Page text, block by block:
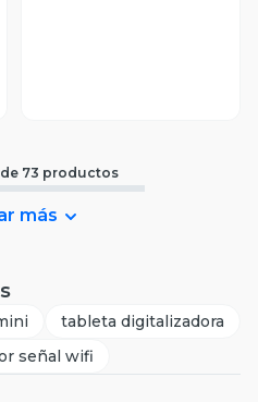
de 73 productos
más
tableta digitalizadora
señal wifi